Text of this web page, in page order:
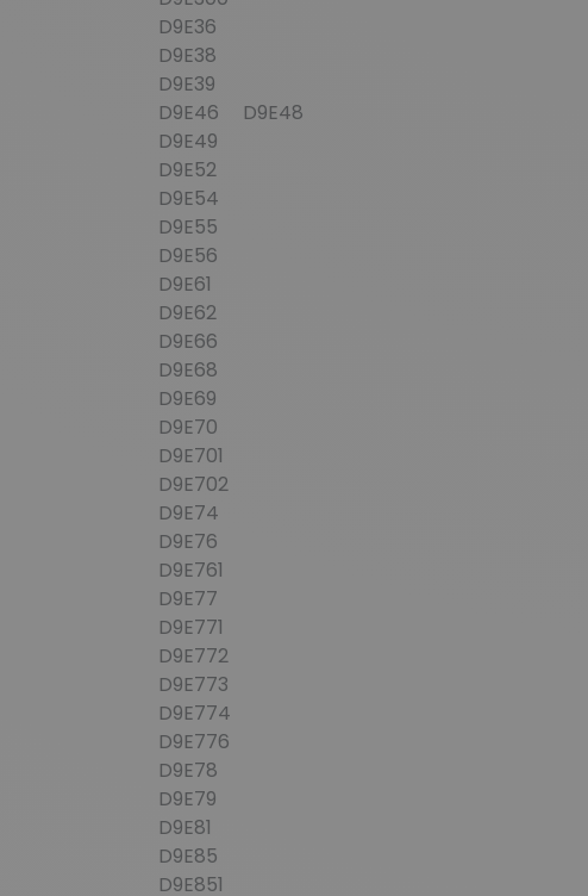
D9E36
D9E38
D9E39
D9E46 D9E48
D9E49
D9E52
D9E54
D9E55
D9E56
D9E61
D9E62
D9E66
D9E68
D9E69
D9E70
D9E701
D9E702
D9E74
D9E76
D9E761
D9E77
D9E771
D9E772
D9E773
D9E774
D9E776
D9E78
D9E79
D9E81
D9E85
D9E851